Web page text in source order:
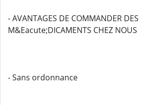
- AVANTAGES DE COMMANDER DES
M&Eacute;DICAMENTS CHEZ NOUS
- Sans ordonnance